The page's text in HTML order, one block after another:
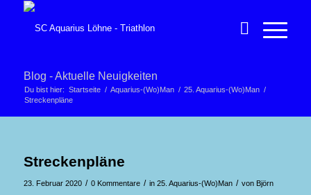
Blog - Aktuelle Neuigkeiten
Du bist hier: Startseite / Aquarius-(Wo)Man / 25. Aquarius-(Wo)Man /
Streckenpläne
Streckenpläne
23. Februar 2020 / 0 Kommentare / in 25. Aquarius-(Wo)Man / von Björn